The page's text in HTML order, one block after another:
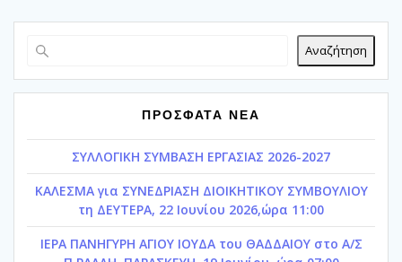
Αναζήτηση
ΠΡΟΣΦΑΤΑ ΝΕΑ
ΣΥΛΛΟΓΙΚΗ ΣΥΜΒΑΣΗ ΕΡΓΑΣΙΑΣ 2026-2027
ΚΑΛΕΣΜΑ για ΣΥΝΕΔΡΙΑΣΗ ΔΙΟΙΚΗΤΙΚΟΥ ΣΥΜΒΟΥΛΙΟΥ
τη ΔΕΥΤΕΡΑ, 22 Ιουνίου 2026,ώρα 11:00
ΙΕΡΑ ΠΑΝΗΓΥΡΗ ΑΓΙΟΥ ΙΟΥΔΑ του ΘΑΔΔΑΙΟΥ στο Α/Σ